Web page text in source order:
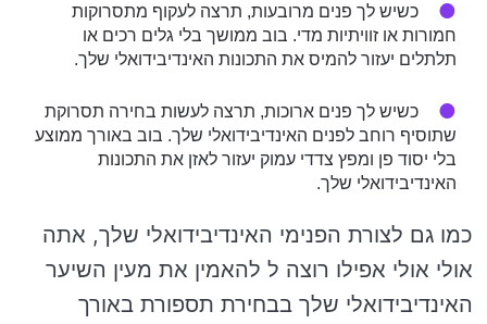
כשיש לך פנים מרובעות, תרצה לעקוף מתסרוקות
חמורות או זוויתיות מדי. בוב ממושך בלי גלים רכים או
תלתלים יעזור להמיס את התכונות האינדיבידואלי שלך.
כשיש לך פנים ארוכות, תרצה לעשות בחירה תסרוקת
שתוסיף רוחב לפנים האינדיבידואלי שלך. בוב באורך ממוצע
בלי יסוד פן ומפץ צדדי עמוק יעזור לאזן את התכונות
האינדיבידואלי שלך.
כמו גם לצורת הפנימי האינדיבידואלי שלך, אתה
אולי אולי אפילו רוצה ל להאמין את מעין השיער
האינדיבידואלי שלך בבחירת תספורת באורך